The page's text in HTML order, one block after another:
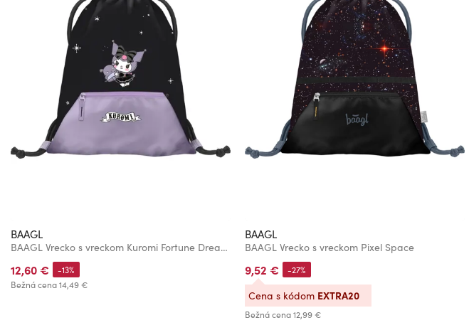
BAAGL
BAAGL Vrecko s vreckom Kuromi Fortune Dream GRS
12,60 €
Bežná cena14,49 €
-13%
BAAGL
BAAGL Vrecko s vreckom Pixel Space
9,52 €
Bežná cena12,99 €
-27%
Cena s kódom EXTRA20